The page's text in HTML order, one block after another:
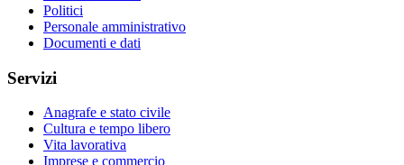
Politici
Personale amministrativo
Documenti e dati
Servizi
Anagrafe e stato civile
Cultura e tempo libero
Vita lavorativa
Imprese e commercio